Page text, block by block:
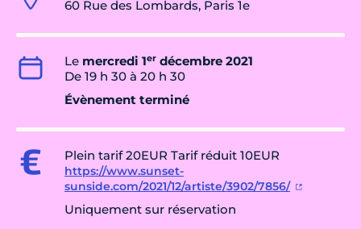
60 Rue des Lombards, Paris 1e
Le mercredi 1er décembre 2021
De 19 h 30 à 20 h 30
Évènement terminé
Plein tarif 20EUR Tarif réduit 10EUR
https://www.sunset-
sunside.com/2021/12/artiste/3902/7856/
Uniquement sur réservation